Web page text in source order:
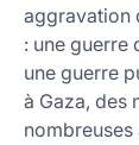
aggravation
: une guerre
une guerre
à Gaza, des